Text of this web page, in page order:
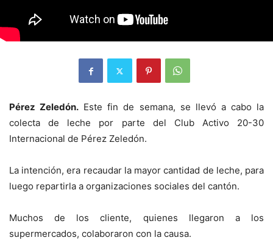
Pérez Zeledón. Este fin de semana, se llevó a cabo la
colecta de leche por parte del Club Activo 20-30
Internacional de Pérez Zeledón.
La intención, era recaudar la mayor cantidad de leche, para
luego repartirla a organizaciones sociales del cantón.
Muchos de los cliente, quienes llegaron a los
supermercados, colaboraron con la causa.